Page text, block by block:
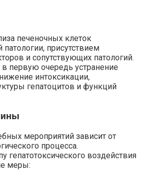
печеночных клеток
патологии, присутствием
и сопутствующих патологий.
первую очередь устранение
интоксикации,
гепатоцитов и функций
мероприятий зависит от
процесса.
гепатотоксического воздействия
меры: